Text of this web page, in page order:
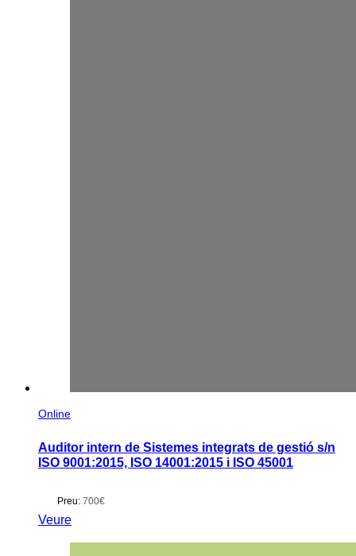
Online
Auditor intern de Sistemes integrats de gestió s/n
ISO 9001:2015, ISO 14001:2015 i ISO 45001
Preu: 700€
Veure